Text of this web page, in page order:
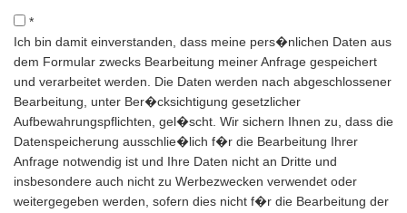
*
Ich bin damit einverstanden, dass meine pers�nlichen Daten aus
dem Formular zwecks Bearbeitung meiner Anfrage gespeichert
und verarbeitet werden. Die Daten werden nach abgeschlossener
Bearbeitung, unter Ber�cksichtigung gesetzlicher
Aufbewahrungspflichten, gel�scht. Wir sichern Ihnen zu, dass die
Datenspeicherung ausschlie�lich f�r die Bearbeitung Ihrer
Anfrage notwendig ist und Ihre Daten nicht an Dritte und
insbesondere auch nicht zu Werbezwecken verwendet oder
weitergegeben werden, sofern dies nicht f�r die Bearbeitung der